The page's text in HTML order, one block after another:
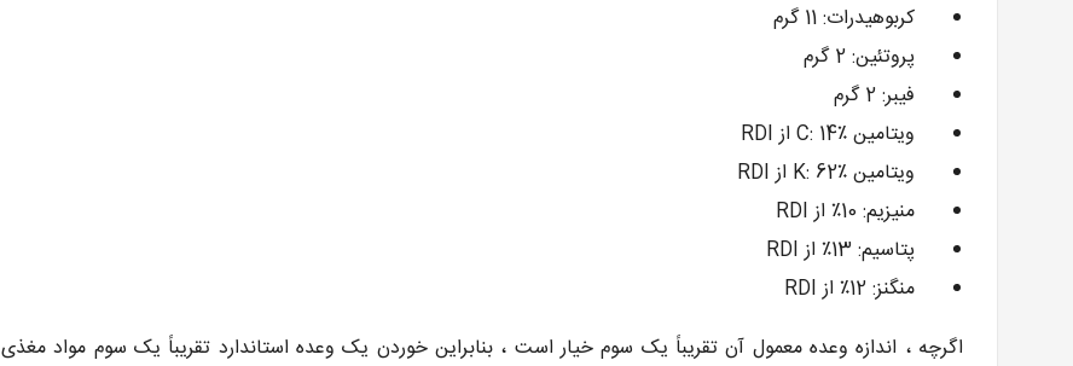
کربوهیدرات: 11 گرم
پروتئین: 2 گرم
فیبر: 2 گرم
ویتامین C: 14٪ از RDI
ویتامین K: 62٪ از RDI
منیزیم: 10٪ از RDI
پتاسیم: 13٪ از RDI
منگنز: 12٪ از RDI
اگرچه ، اندازه وعده معمول آن تقریباً یک سوم خیار است ، بنابراین خوردن یک وعده استاندارد تقریباً یک سوم مواد مغذی